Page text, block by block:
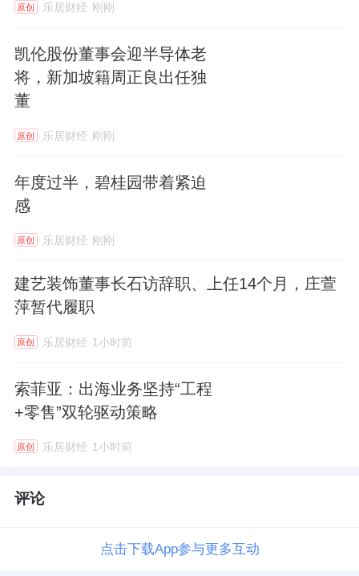
原创 乐居财经 刚刚
凯伦股份董事会迎半导体老
将，新加坡籍周正良出任独
董
原创 乐居财经 刚刚
年度过半，碧桂园带着紧迫
感
原创 乐居财经 刚刚
建艺装饰董事长石访辞职、上任14个月，庄萱
萍暂代履职
原创 乐居财经 1小时前
索菲亚：出海业务坚持“工程
+零售”双轮驱动策略
原创 乐居财经 1小时前
评论
点击下载App参与更多互动